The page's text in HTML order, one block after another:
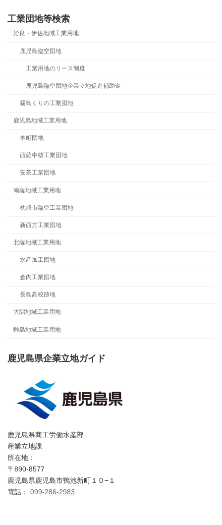
工業団地等検索
姶良・伊佐地域工業用地
鹿児島臨空団地
工業用地のリース制度
鹿児島臨空団地企業立地促進補助金
霧島くりの工業団地
鹿児島地域工業用地
本町団地
西薩中核工業団地
安茶工業団地
南薩地域工業用地
枕崎市臨空工業団地
新西方工業団地
北薩地域工業用地
水産加工団地
倉内工業団地
長島高校跡地
大隅地域工業用地
離島地域工業用地
鹿児島県企業立地ガイド
鹿児島県商工労働水産部
産業立地課
所在地：
〒890-8577
鹿児島県鹿児島市鴨池新町１０−１
電話： 099-286-2983